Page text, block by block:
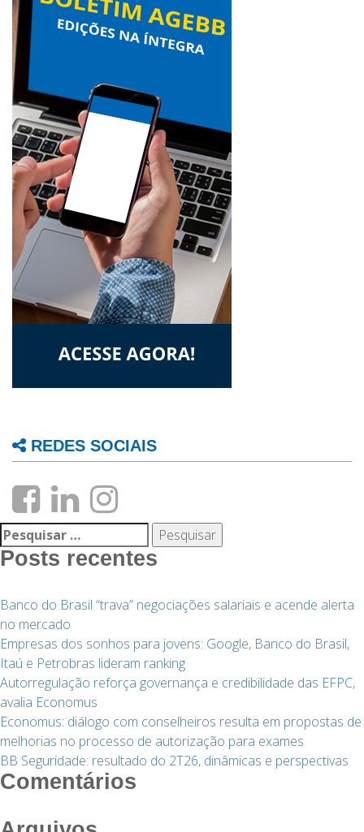
REDES SOCIAIS
Pesquisar
por:
Posts recentes
Banco do Brasil “trava” negociações salariais e acende alerta
no mercado
Empresas dos sonhos para jovens: Google, Banco do Brasil,
Itaú e Petrobras lideram ranking
Autorregulação reforça governança e credibilidade das EFPC,
avalia Economus
Economus: diálogo com conselheiros resulta em propostas de
melhorias no processo de autorização para exames
BB Seguridade: resultado do 2T26, dinâmicas e perspectivas
Comentários